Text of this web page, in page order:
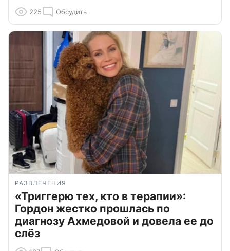
225 Обсудить
РАЗВЛЕЧЕНИЯ
«Триггерю тех, кто в терапии»:
Гордон жестко прошлась по
диагнозу Ахмедовой и довела ее до
слёз